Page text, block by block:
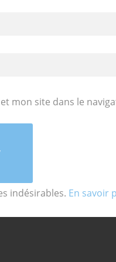
mon site dans le
indésirables. En savoir